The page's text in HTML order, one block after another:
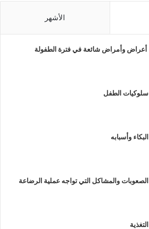
الأشهر
أعراض وأمراض شائعة في فترة الطفولة
سلوكيات الطفل
البكاء وأسبابه
الصعوبات والمشاكل التي تواجه عملية الرضاعة
التغذية